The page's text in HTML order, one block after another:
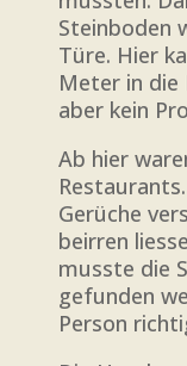
Steinboden
Türe. Hier
Meter in die
aber kein
Ab hier
Gerüche
beirren
musste die
gefunden
Person